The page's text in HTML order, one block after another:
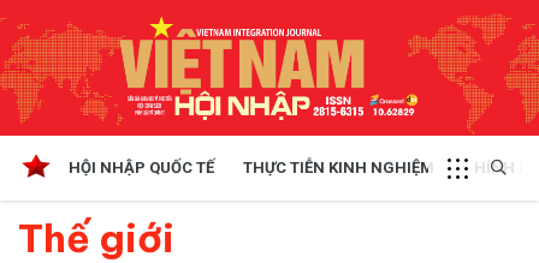
HỘI NHẬP QUỐC TẾ THỰC TIỄN KINH NGHIỆM CHÍNH
Thế giới